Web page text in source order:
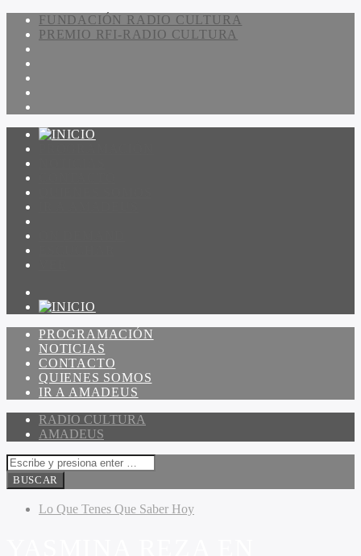
FUNDACIÓN RADIO CULTURA
PREMIO RFI-RADIO CULTURA
PROGRAMACIÓN
NOTICIAS
CONTACTO
QUIENES SOMOS
IR A AMADEUS
RADIO CULTURA
AMADEUS
Lo Que Tenes Que Saber Hoy